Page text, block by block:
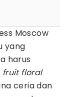
Moscow
yang
harus
fruit floral
ceria dan